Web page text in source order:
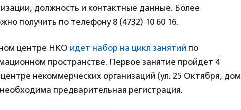
должность и контактные данные. Более
получить по телефону 8 (4732) 10 60 16.
центре НКО идет набор на цикл занятий по
пространстве. Первое занятие пройдет 4
центре некоммерческих организаций (ул. 25 Октября, дом
предварительная регистрация.